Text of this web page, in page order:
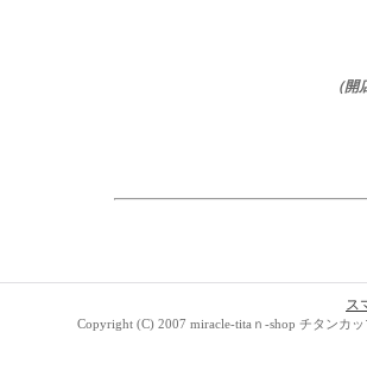
（
ス
Copyright (C) 2007 miracle-titaｎ-shop チタンカ